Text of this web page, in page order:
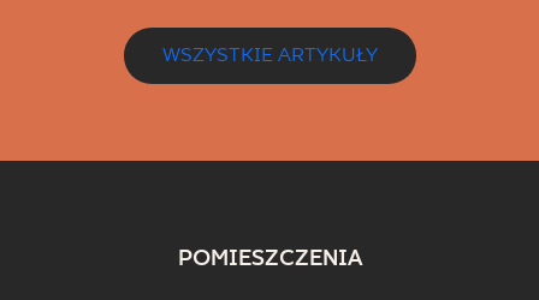
WSZYSTKIE ARTYKUŁY
POMIESZCZENIA